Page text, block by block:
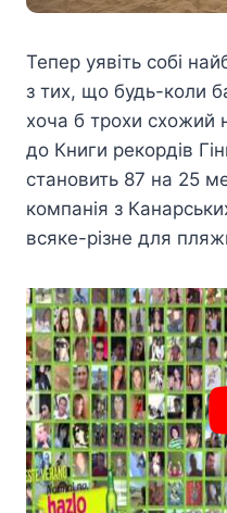
Тепер уявіть собі
з тих, що будь-коли
хоча б трохи схожий
до Книги рекордів
становить 87 на 25
компанія з
всяке-різне для